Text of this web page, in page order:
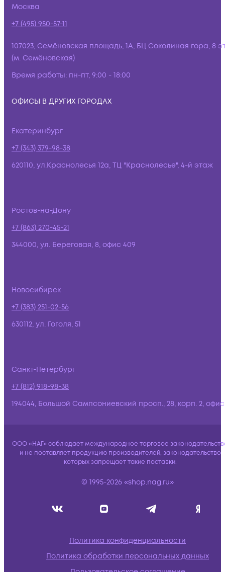
Москва
+7 (495) 950-57-11
107023, Семёновская площадь, 1А, БЦ Соколиная гора, 8
(м. Семёновская)
Время работы: пн-пт, 9:00 - 18:00
ОФИСЫ В ДРУГИХ ГОРОДАХ
Екатеринбург
+7 (343) 379-98-38
620110, ул.Краснолесья 12а, ТЦ "Краснолесье", 4-й этаж
Ростов-на-Дону
+7 (863) 270-45-21
344000, ул. Береговая, 8, офис 409
Новосибирск
+7 (383) 251-02-56
630112, ул. Гоголя, 51
Санкт-Петербург
+7 (812) 918-98-38
194044, Большой Сампсониевский просп., 28, корп. 2,
ООО «НАГ» соблюдает международное торговое
и не поставляет продукцию производителей, законодательство
которых запрещает такие поставки.
© 1995-2026 «shop.nag.ru»
Политика конфиденциальности
Политика обработки персональных данных